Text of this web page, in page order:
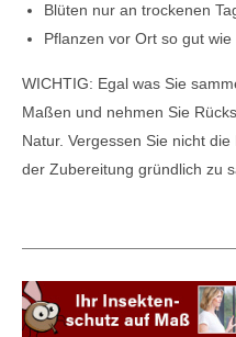
Blüten nur an trockenen
Pflanzen vor Ort so gut
WICHTIG: Egal was Sie
Maßen und nehmen Sie
Natur. Vergessen Sie nicht
der Zubereitung gründlich zu